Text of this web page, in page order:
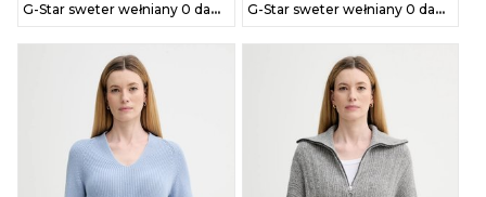
G-Star sweter wełniany 0 damski kolor beżowy ciepły D27728.D770 G-Star sweter wełniany 0 damski kolor beżowy lekki D27712.B692